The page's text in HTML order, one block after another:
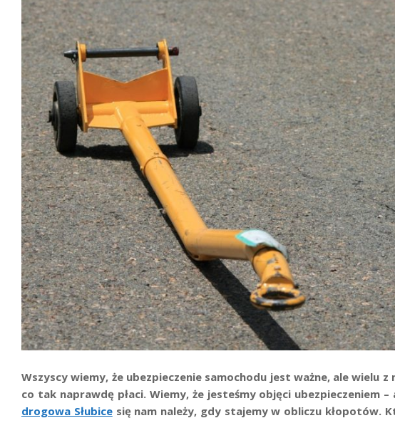
Wszyscy wiemy, że ubezpieczenie samochodu jest ważne, ale wielu z
co tak naprawdę płaci. Wiemy, że jesteśmy objęci ubezpieczeniem –
drogowa Słubicesię nam należy, gdy stajemy w obliczu kłopotów.